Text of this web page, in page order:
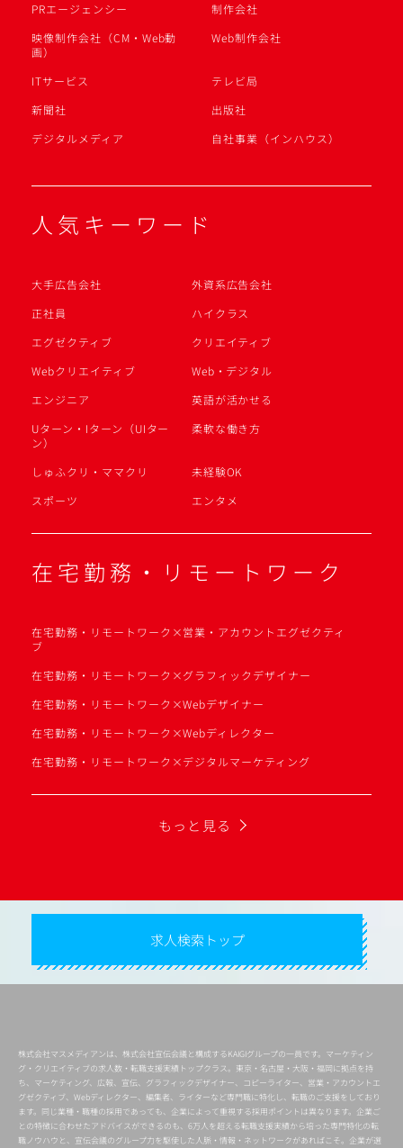
PRエージェンシー
制作会社
映像制作会社（CM・Web動
画）
Web制作会社
ITサービス
テレビ局
新聞社
出版社
デジタルメディア
自社事業（インハウス）
人気キーワード
大手広告会社
外資系広告会社
正社員
ハイクラス
エグゼクティブ
クリエイティブ
Webクリエイティブ
Web・デジタル
エンジニア
英語が活かせる
Uターン・Iターン（UIター
ン）
柔軟な働き方
しゅふクリ・ママクリ
未経験OK
スポーツ
エンタメ
在宅勤務・リモートワーク
在宅勤務・リモートワーク×営業・アカウントエグゼクティ
ブ
在宅勤務・リモートワーク×グラフィックデザイナー
在宅勤務・リモートワーク×Webデザイナー
在宅勤務・リモートワーク×Webディレクター
在宅勤務・リモートワーク×デジタルマーケティング
もっと見る
求人検索トップ
株式会社マスメディアンは、株式会社宣伝会議と構成するKAIGIグループの一員です。マーケティン
グ・クリエイティブの求人数・転職支援実績トップクラス。東京・名古屋・大阪・福岡に拠点を持
ち、マーケティング、広報、宣伝、グラフィックデザイナー、コピーライター、営業・アカウントエ
グゼクティブ、Webディレクター、編集者、ライターなど専門職に特化し、転職のご支援をしており
ます。同じ業種・職種の採用であっても、企業によって重視する採用ポイントは異なります。企業ご
との特徴に合わせたアドバイスができるのも、6万人を超える転職支援実績から培った専門特化の転
職ノウハウと、宣伝会議のグループ力を駆使した人脈・情報・ネットワークがあればこそ。企業が選